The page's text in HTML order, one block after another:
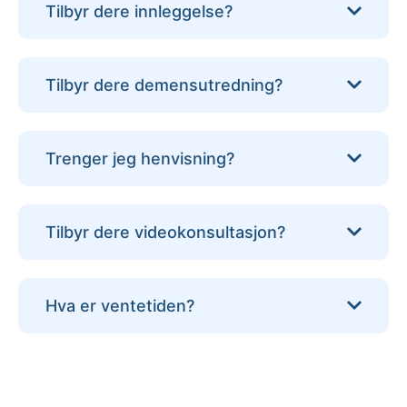
Tilbyr dere innleggelse?
Tilbyr dere demensutredning?
Trenger jeg henvisning?
Tilbyr dere videokonsultasjon?
Hva er ventetiden?